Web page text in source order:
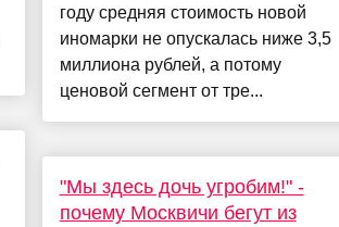
году средняя стоимость новой
иномарки не опускалась ниже 3,5
миллиона рублей, а потому
ценовой сегмент от тре...
"Мы здесь дочь угробим!" -
почему Москвичи бегут из